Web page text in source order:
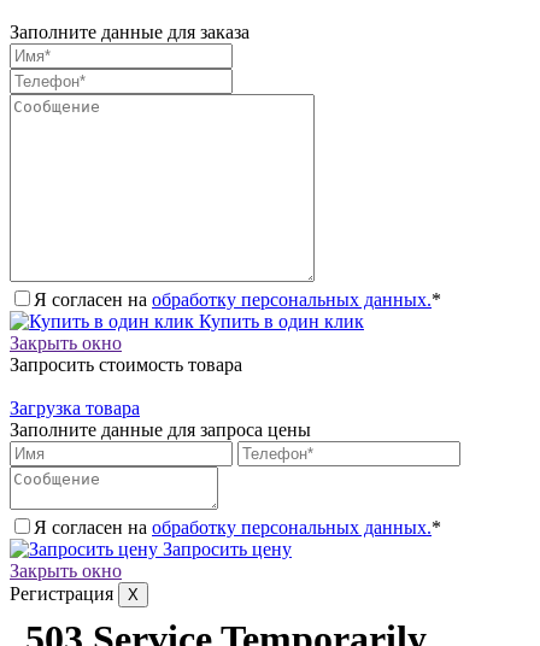
Заполните данные для заказа
Я согласен на обработку персональных данных.*
Купить в один клик
Закрыть окно
Запросить стоимость товара
Загрузка товара
Заполните данные для запроса цены
Я согласен на обработку персональных данных.*
Запросить цену
Закрыть окно
Регистрация
X